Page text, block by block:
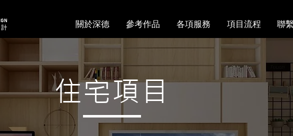
關於深德 參考作品 各項服務 項目流程 聯
住宅項目